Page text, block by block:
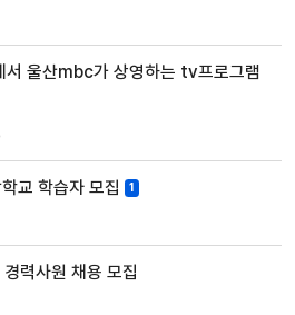
서 울산mbc가 상영하는 tv프로그램
교 학습자 모집 1
력사원 채용 모집